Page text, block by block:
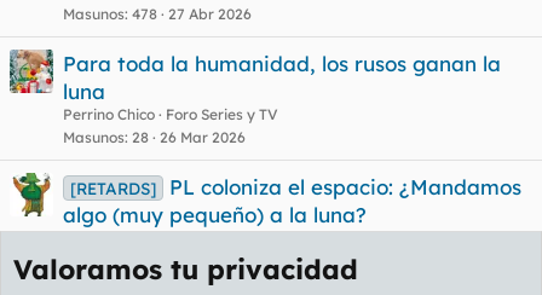
Ummita
Masunos 478 27 Abr 2026
Para toda la humanidad, los rusos ganan la
luna
Perrino Chico
Foro Series y TV
Masunos 28 26 Mar 2026
[RETARDS]
PL coloniza el espacio: ¿Mandamos
algo (muy pequeño) a la luna?
LeChuck Foro General
Masunos
17 27 Ene 2021
Valoramos tu privacidad